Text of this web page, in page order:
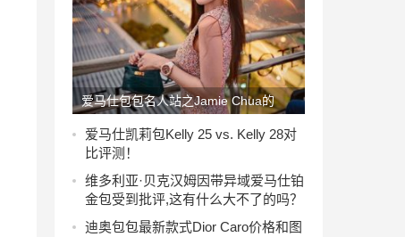
爱马仕包包名人站之Jamie Chua的
Hermes世界
爱马仕凯莉包Kelly 25 vs. Kelly 28对
比评测！
维多利亚·贝克汉姆因带异域爱马仕铂
金包受到批评,这有什么大不了的吗？
迪奥包包最新款式Dior Caro价格和图